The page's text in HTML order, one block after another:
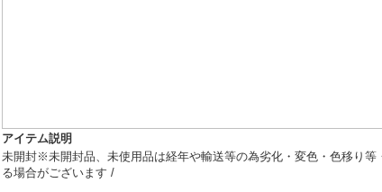
アイテム説明
未開封※未開封品、未使用品は経年や輸送等の為劣化・変色・色移り等
る場合がございます /